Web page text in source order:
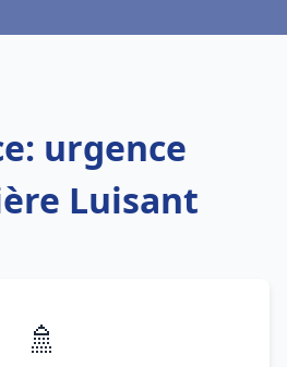
urgence
Luisant
🚿